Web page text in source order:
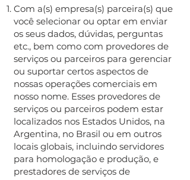
Com a(s) empresa(s) parceira(s) que
você selecionar ou optar em enviar
os seus dados, dúvidas, perguntas
etc., bem como com provedores de
serviços ou parceiros para gerenciar
ou suportar certos aspectos de
nossas operações comerciais em
nosso nome. Esses provedores de
serviços ou parceiros podem estar
localizados nos Estados Unidos, na
Argentina, no Brasil ou em outros
locais globais, incluindo servidores
para homologação e produção, e
prestadores de serviços de